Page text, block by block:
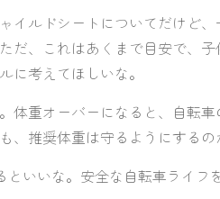
イルドシートについてだけど
だ、これはあくまで目安で、
に考えてほしいな。
体重オーバーになると、自転
、推奨体重は守るようにするの
いいな。安全な自転車ライフ